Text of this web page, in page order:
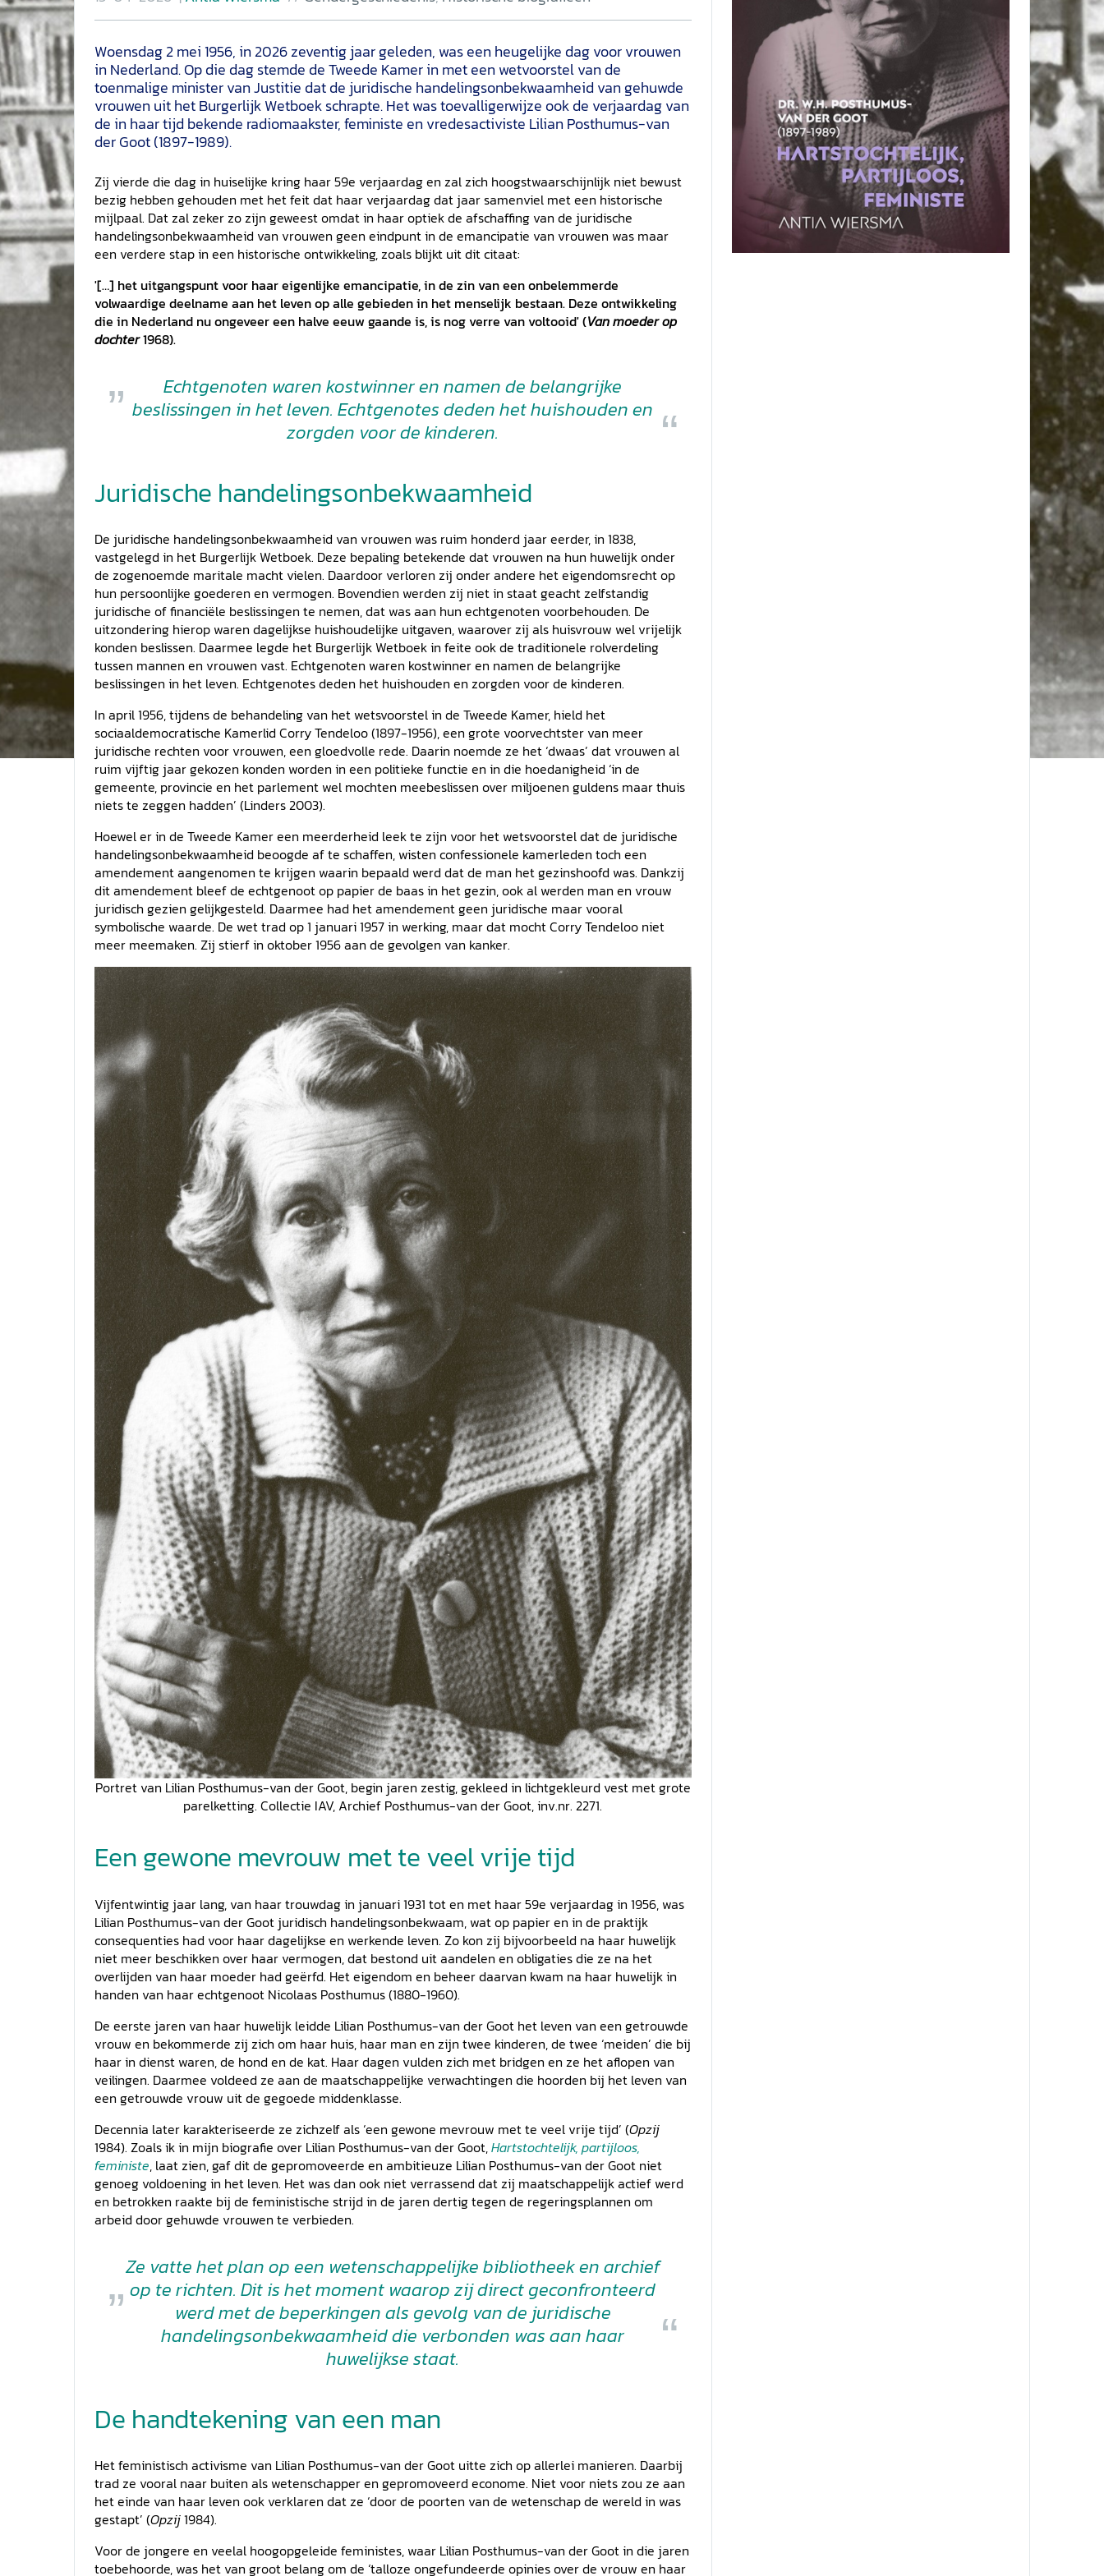
Woensdag 2 mei 1956, in 2026 zeventig jaar geleden, was een heugelijke dag voor vrouwen
in Nederland. Op die dag stemde de Tweede Kamer in met een wetvoorstel van de
toenmalige minister van Justitie dat de juridische handelingsonbekwaamheid van gehuwde
vrouwen uit het Burgerlijk Wetboek schrapte. Het was toevalligerwijze ook de verjaardag van
de in haar tijd bekende radiomaakster, feministe en vredesactiviste Lilian Posthumus-van
der Goot (1897-1989).
Zij vierde die dag in huiselijke kring haar 59e verjaardag en zal zich hoogstwaarschijnlijk niet bewust
bezig hebben gehouden met het feit dat haar verjaardag dat jaar samenviel met een historische
mijlpaal. Dat zal zeker zo zijn geweest omdat in haar optiek de afschaffing van de juridische
handelingsonbekwaamheid van vrouwen geen eindpunt in de emancipatie van vrouwen was maar
een verdere stap in een historische ontwikkeling, zoals blijkt uit dit citaat:
'[…] het uitgangspunt voor haar eigenlijke emancipatie, in de zin van een onbelemmerde
volwaardige deelname aan het leven op alle gebieden in het menselijk bestaan. Deze ontwikkeling
die in Nederland nu ongeveer een halve eeuw gaande is, is nog verre van voltooid' (Van moeder op
dochter1968).
Echtgenoten waren kostwinner en namen de belangrijke
beslissingen in het leven. Echtgenotes deden het huishouden en
zorgden voor de kinderen.
Juridische handelingsonbekwaamheid
De juridische handelingsonbekwaamheid van vrouwen was ruim honderd jaar eerder, in 1838,
vastgelegd in het Burgerlijk Wetboek. Deze bepaling betekende dat vrouwen na hun huwelijk onder
de zogenoemde maritale macht vielen. Daardoor verloren zij onder andere het eigendomsrecht op
hun persoonlijke goederen en vermogen. Bovendien werden zij niet in staat geacht zelfstandig
juridische of financiële beslissingen te nemen, dat was aan hun echtgenoten voorbehouden. De
uitzondering hierop waren dagelijkse huishoudelijke uitgaven, waarover zij als huisvrouw wel vrijelijk
konden beslissen. Daarmee legde het Burgerlijk Wetboek in feite ook de traditionele rolverdeling
tussen mannen en vrouwen vast. Echtgenoten waren kostwinner en namen de belangrijke
beslissingen in het leven. Echtgenotes deden het huishouden en zorgden voor de kinderen.
In april 1956, tijdens de behandeling van het wetsvoorstel in de Tweede Kamer, hield het
sociaaldemocratische Kamerlid Corry Tendeloo (1897-1956), een grote voorvechtster van meer
juridische rechten voor vrouwen, een gloedvolle rede. Daarin noemde ze het ‘dwaas’ dat vrouwen al
ruim vijftig jaar gekozen konden worden in een politieke functie en in die hoedanigheid ‘in de
gemeente, provincie en het parlement wel mochten meebeslissen over miljoenen guldens maar thuis
niets te zeggen hadden’ (Linders 2003).
Hoewel er in de Tweede Kamer een meerderheid leek te zijn voor het wetsvoorstel dat de juridische
handelingsonbekwaamheid beoogde af te schaffen, wisten confessionele kamerleden toch een
amendement aangenomen te krijgen waarin bepaald werd dat de man het gezinshoofd was. Dankzij
dit amendement bleef de echtgenoot op papier de baas in het gezin, ook al werden man en vrouw
juridisch gezien gelijkgesteld. Daarmee had het amendement geen juridische maar vooral
symbolische waarde. De wet trad op 1 januari 1957 in werking, maar dat mocht Corry Tendeloo niet
meer meemaken. Zij stierf in oktober 1956 aan de gevolgen van kanker.
Portret van Lilian Posthumus-van der Goot, begin jaren zestig, gekleed in lichtgekleurd vest met grote
parelketting. Collectie IAV, Archief Posthumus-van der Goot, inv.nr. 2271.
Een gewone mevrouw met te veel vrije tijd
Vijfentwintig jaar lang, van haar trouwdag in januari 1931 tot en met haar 59e verjaardag in 1956, was
Lilian Posthumus-van der Goot juridisch handelingsonbekwaam, wat op papier en in de praktijk
consequenties had voor haar dagelijkse en werkende leven. Zo kon zij bijvoorbeeld na haar huwelijk
niet meer beschikken over haar vermogen, dat bestond uit aandelen en obligaties die ze na het
overlijden van haar moeder had geërfd. Het eigendom en beheer daarvan kwam na haar huwelijk in
handen van haar echtgenoot Nicolaas Posthumus (1880-1960).
De eerste jaren van haar huwelijk leidde Lilian Posthumus-van der Goot het leven van een getrouwde
vrouw en bekommerde zij zich om haar huis, haar man en zijn twee kinderen, de twee ‘meiden’ die bij
haar in dienst waren, de hond en de kat. Haar dagen vulden zich met bridgen en ze het aflopen van
veilingen. Daarmee voldeed ze aan de maatschappelijke verwachtingen die hoorden bij het leven van
een getrouwde vrouw uit de gegoede middenklasse.
Decennia later karakteriseerde ze zichzelf als ‘een gewone mevrouw met te veel vrije tijd’ (Opzij
1984). Zoals ik in mijn biografie over Lilian Posthumus-van der Goot,Hartstochtelijk, partijloos,
feministe, laat zien, gaf dit de gepromoveerde en ambitieuze Lilian Posthumus-van der Goot niet
genoeg voldoening in het leven. Het was dan ook niet verrassend dat zij maatschappelijk actief werd
en betrokken raakte bij de feministische strijd in de jaren dertig tegen de regeringsplannen om
arbeid door gehuwde vrouwen te verbieden.
Ze vatte het plan op een wetenschappelijke bibliotheek en archief
op te richten. Dit is het moment waarop zij direct geconfronteerd
werd met de beperkingen als gevolg van de juridische
handelingsonbekwaamheid die verbonden was aan haar
huwelijkse staat.
De handtekening van een man
Het feministisch activisme van Lilian Posthumus-van der Goot uitte zich op allerlei manieren. Daarbij
trad ze vooral naar buiten als wetenschapper en gepromoveerd econome. Niet voor niets zou ze aan
het einde van haar leven ook verklaren dat ze ‘door de poorten van de wetenschap de wereld in was
gestapt’ (Opzij1984).
Voor de jongere en veelal hoogopgeleide feministes, waar Lilian Posthumus-van der Goot in die jaren
toebehoorde, was het van groot belang om de ‘talloze ongefundeerde opinies over de vrouw en haar